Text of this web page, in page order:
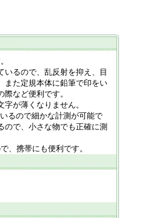
るので、乱反射を抑え、目
また定規本体に鉛筆で印をい
など便利です。
が薄くなりません。
るので細かな計測が可能で
ので、小さな物でも正確に測
、携帯にも便利です。